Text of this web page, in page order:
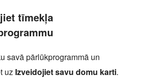
tīmekļa
savā pārlūkprogrammā un
uz Izveidojiet savu domu karti.